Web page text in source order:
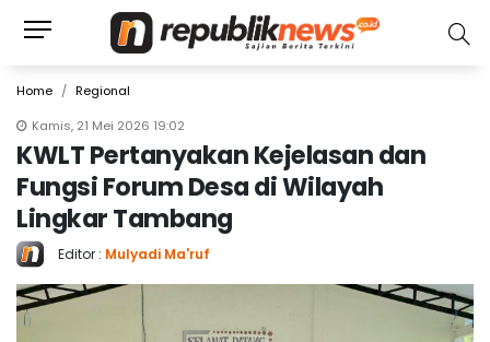
Home
Regional
Kamis, 21 Mei 2026 19:02
KWLT Pertanyakan Kejelasan dan
Fungsi Forum Desa di Wilayah
Lingkar Tambang
Editor : Mulyadi Ma'ruf